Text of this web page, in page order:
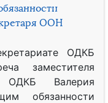
ООН
ОДКБ
заместителя
ОДКБ Валерия
обязанности